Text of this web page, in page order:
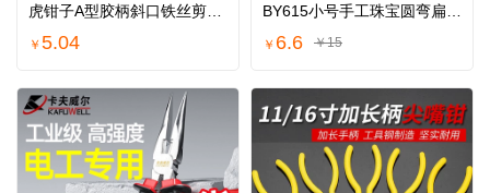
虎钳子A型胶柄斜口铁丝剪切
捆扎手动工具
￥ 5.04
BY615小号手工珠宝圆弯扁嘴
无牙迷你钳子
￥ 6.6 ￥15